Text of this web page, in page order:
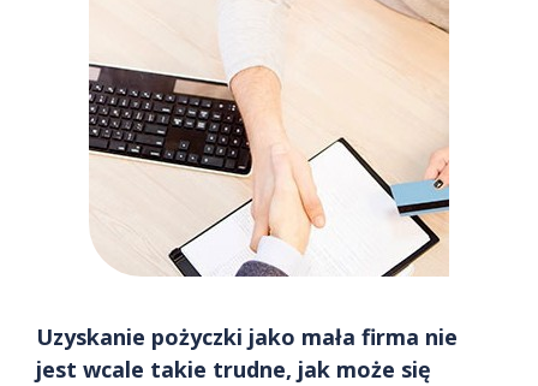
Uzyskanie pożyczki jako mała firma nie
jest wcale takie trudne, jak może się